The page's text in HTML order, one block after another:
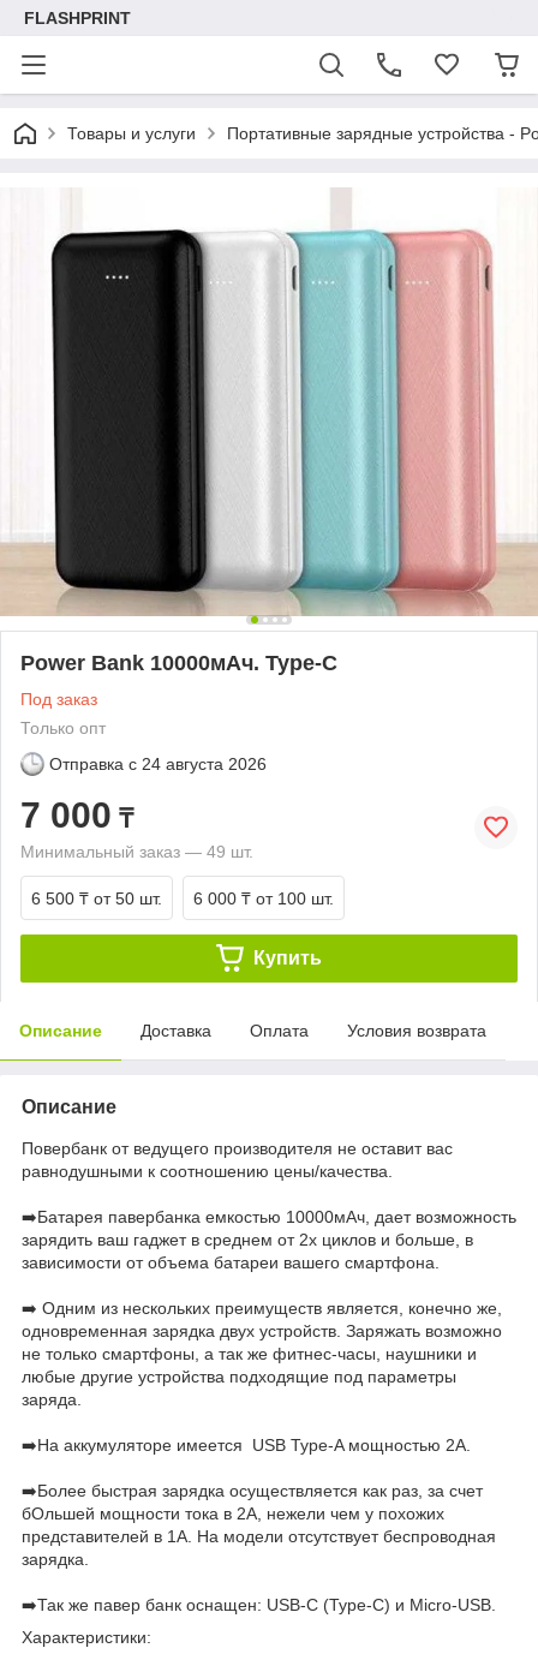
FLASHPRINT
Товары и услуги Портативные зарядные устройства -
Power Bank 10000мАч. Type-C
Под заказ
Только опт
Отправка с 24 августа 2026
7 000 ₸
Минимальный заказ — 49 шт.
6 500 ₸ от 50 шт. 6 000 ₸ от 100 шт.
Купить
Описание Доставка Оплата Условия возврата
Описание
Повербанк от ведущего производителя не оставит вас
равнодушными к соотношению цены/качества.
➡️Батарея павербанка емкостью 10000мАч, дает возможность
зарядить ваш гаджет в среднем от 2х циклов и больше, в
зависимости от объема батареи вашего смартфона.
➡️ Одним из нескольких преимуществ является, конечно же,
одновременная зарядка двух устройств. Заряжать возможно
не только смартфоны, а так же фитнес-часы, наушники и
любые другие устройства подходящие под параметры
заряда.
➡️На аккумуляторе имеется USB Type-A мощностью 2А.
➡️Более быстрая зарядка осуществляется как раз, за счет
бОльшей мощности тока в 2А, нежели чем у похожих
представителей в 1А. На модели отсутствует беспроводная
зарядка.
➡️Так же павер банк оснащен: USB-C (Type-C) и Micro-USB.
Характеристики: